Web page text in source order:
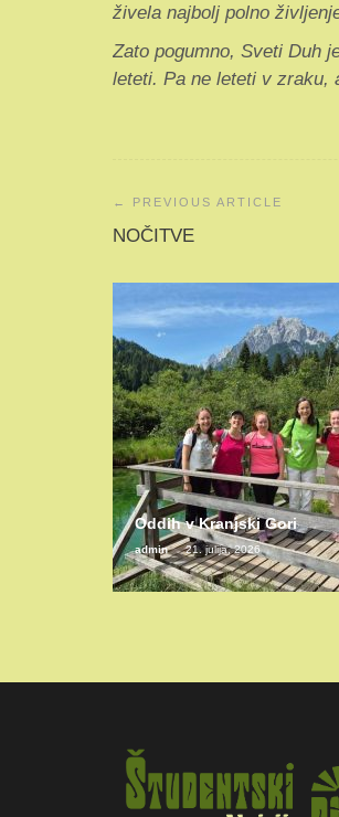
živela najbolj polno
Zato pogumno, Sveti Duh
leteti. Pa ne leteti v zraku,
prispevka
NOČITVE
Oddih v Kranjski Gori
admin 21. julija, 2026